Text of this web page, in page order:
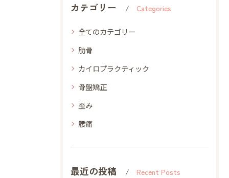
カテゴリー Categories
全てのカテゴリー
肋骨
カイロプラクティック
骨盤矯正
歪み
腰痛
最近の投稿 Recent Posts